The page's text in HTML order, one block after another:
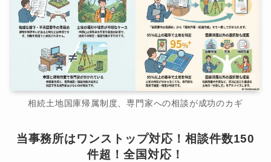
相続土地国庫帰属制度、専門家への相談が成功のカギ
当事務所はワンストップ対応！相談件数150
件超！全国対応！